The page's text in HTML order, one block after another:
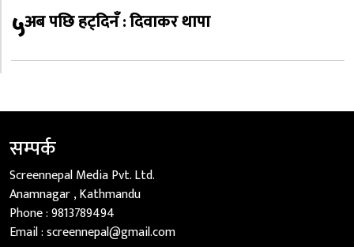
५अब पछि हट्दिनँ : दिवाकर थापा
सम्पर्क
Screennepal Media Pvt. Ltd.
Anamnagar , Kathmandu
Phone :9813789494
Email :screennepal@gmail.com